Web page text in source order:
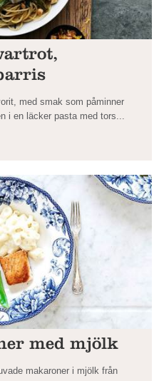
med smak som påminner
i en läcker pasta med tors...
med mjölk
makaroner i mjölk från